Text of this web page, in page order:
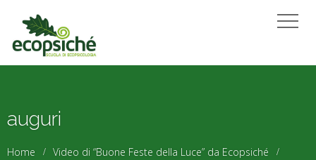
auguri
Home
Video di “Buone Feste della Luce” da Ecopsiché